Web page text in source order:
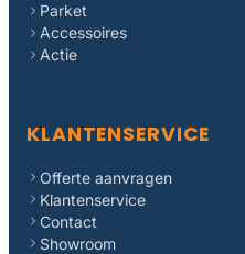
Parket
Accessoires
Actie
KLANTENSERVICE
Offerte aanvragen
Klantenservice
Contact
Showroom